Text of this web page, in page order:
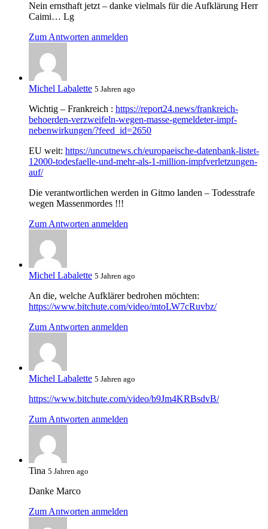
Nein ernsthaft jetzt – danke vielmals für die Aufklärung Herr
Caimi… Lg
Zum Antworten anmelden
Michel Labalette 5 Jahren ago
Wichtig – Frankreich : https://report24.news/frankreich-
behoerden-verzweifeln-wegen-masse-gemeldeter-impf-
nebenwirkungen/?feed_id=2650
EU weit: https://uncutnews.ch/europaeische-datenbank-listet-
12000-todesfaelle-und-mehr-als-1-million-impfverletzungen-
auf/
Die verantwortlichen werden in Gitmo landen – Todesstrafe
wegen Massenmordes !!!
Zum Antworten anmelden
Michel Labalette 5 Jahren ago
An die, welche Aufklärer bedrohen möchten:
https://www.bitchute.com/video/mtoLW7cRuvbz/
Zum Antworten anmelden
Michel Labalette 5 Jahren ago
https://www.bitchute.com/video/b9Jm4KRBsdvB/
Zum Antworten anmelden
Tina 5 Jahren ago
Danke Marco
Zum Antworten anmelden